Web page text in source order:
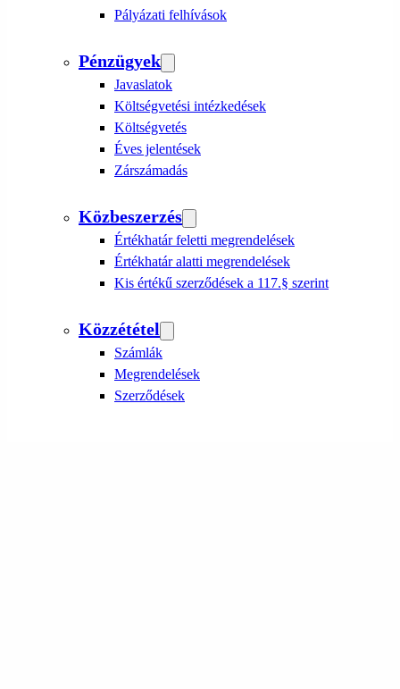
Pályázati felhívások
Pénzügyek
Javaslatok
Költségvetési intézkedések
Költségvetés
Éves jelentések
Zárszámadás
Közbeszerzés
Értékhatár feletti megrendelések
Értékhatár alatti megrendelések
Kis értékű szerződések a 117.§ szerint
Közzététel
Számlák
Megrendelések
Szerződések